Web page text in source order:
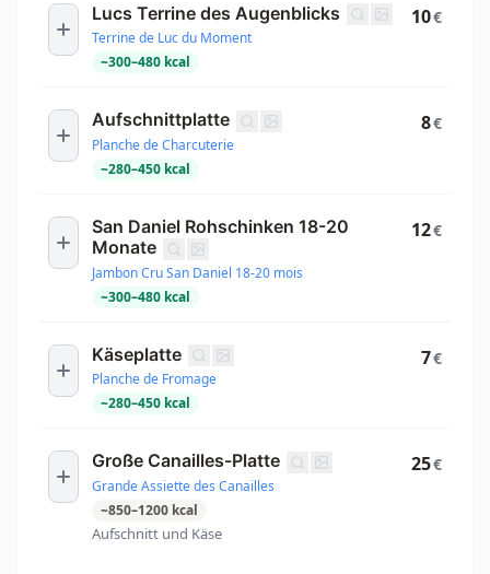
Lucs Terrine des Augenblicks
Terrine de Luc du Moment
~300–480 kcal
10€
Aufschnittplatte
Planche de Charcuterie
~280–450 kcal
8€
San Daniel Rohschinken 18-20
Monate
Jambon Cru San Daniel 18-20 mois
~300–480 kcal
12€
Käseplatte
Planche de Fromage
~280–450 kcal
7€
Große Canailles-Platte
Grande Assiette des Canailles
~850–1200 kcal
Aufschnitt und Käse
25€